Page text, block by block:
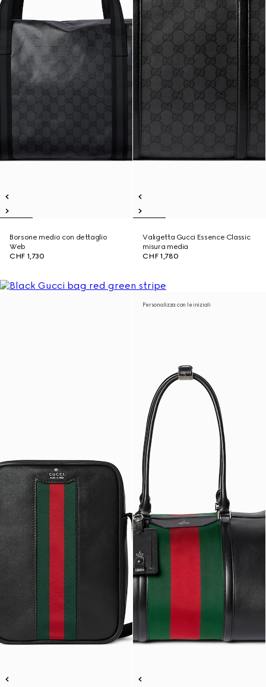
Borsone medio con dettaglio
Web
CHF 1,730
Valigetta Gucci Essence Classic
misura media
CHF 1,780
Personalizza con le iniziali